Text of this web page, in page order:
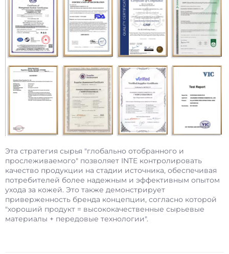
Эта стратегия сырья "глобально отобранного и
прослеживаемого" позволяет INTE контролировать
качество продукции на стадии источника, обеспечивая
потребителей более надежным и эффективным опытом
ухода за кожей. Это также демонстрирует
приверженность бренда концепции, согласно которой
"хороший продукт = высококачественные сырьевые
материалы + передовые технологии".